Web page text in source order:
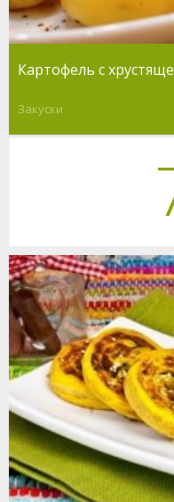
Картофель с
Закуски